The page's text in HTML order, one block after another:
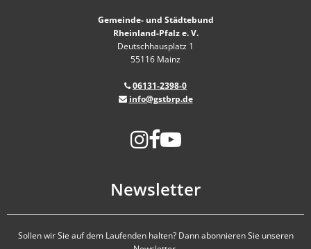
Gemeinde- und Städtebund
Rheinland-Pfalz e. V.
Deutschhausplatz 1
55116 Mainz
06131-2398-0
info@gstbrp.de
Newsletter
Sollen wir Sie auf dem Laufenden halten? Dann abonnieren Sie unseren